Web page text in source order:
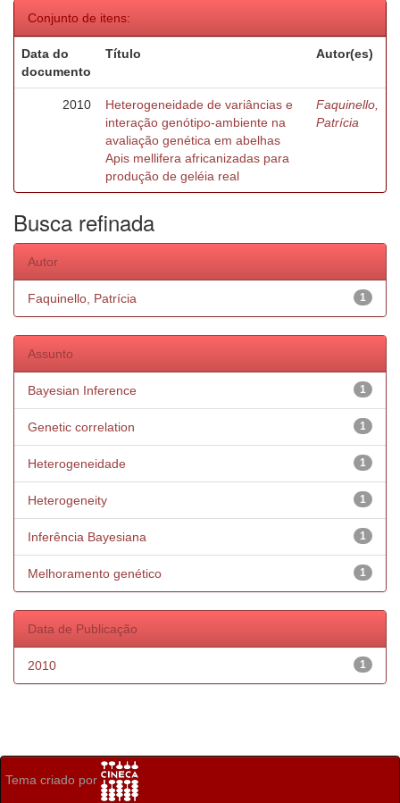
Conjunto de itens:
Data do
documento
Título Autor(es)
2010
Heterogeneidade de variâncias e
interação genótipo-ambiente na
avaliação genética em abelhas
Apis mellifera africanizadas para
produção de geléia real
Faquinello,
Patrícia
Busca refinada
Autor
1
Faquinello, Patrícia
Assunto
1
Bayesian Inference
1
Genetic correlation
1
Heterogeneidade
1
Heterogeneity
1
Inferência Bayesiana
1
Melhoramento genético
Data de Publicação
1
2010
Tema criado por